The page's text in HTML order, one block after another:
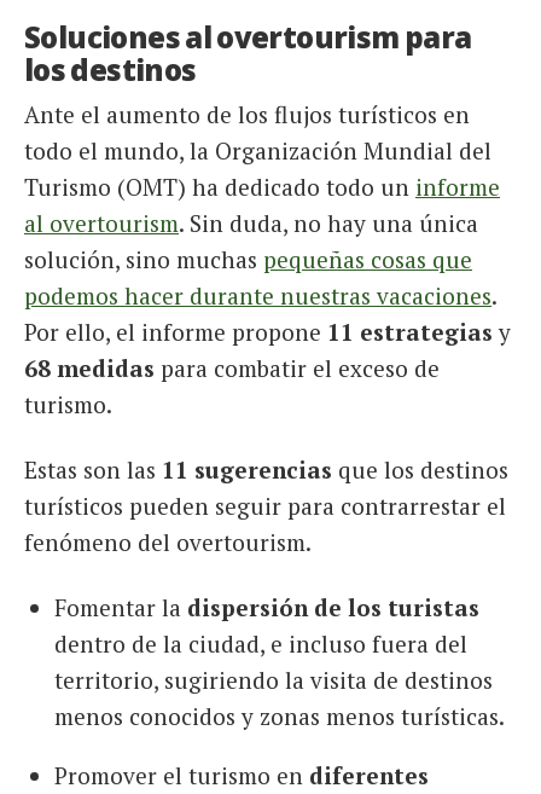
Soluciones al overtourism para
los destinos
Ante el aumento de los flujos turísticos en
todo el mundo, la Organización Mundial del
Turismo (OMT) ha dedicado todo un informe
al overtourism. Sin duda, no hay una única
solución, sino muchas pequeñas cosas que
podemos hacer durante nuestras vacaciones.
Por ello, el informe propone 11 estrategias y
68 medidas para combatir el exceso de
turismo.
Estas son las 11 sugerencias que los destinos
turísticos pueden seguir para contrarrestar el
fenómeno del overtourism.
Fomentar la dispersión de los turistas
dentro de la ciudad, e incluso fuera del
territorio, sugiriendo la visita de destinos
menos conocidos y zonas menos turísticas.
Promover el turismo en diferentes